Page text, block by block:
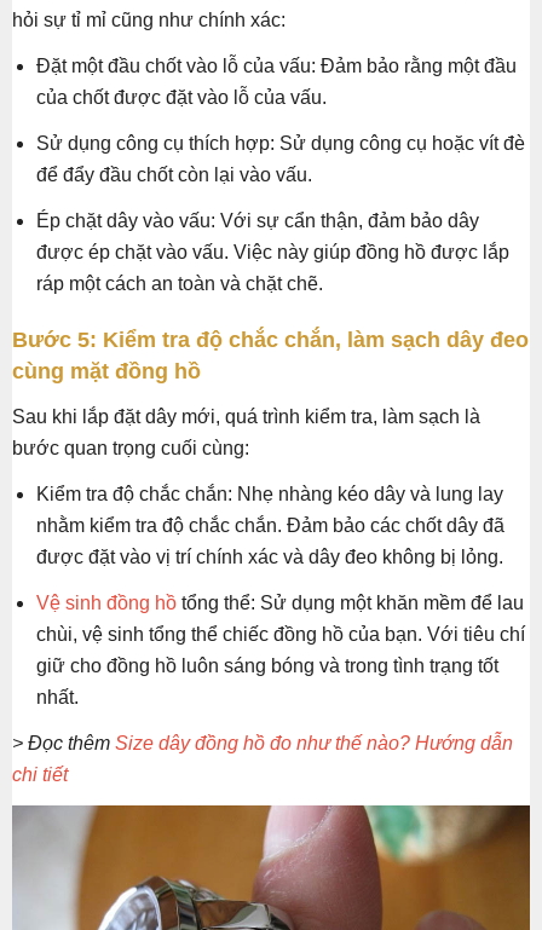
hỏi sự tỉ mỉ cũng như chính xác:
Đặt một đầu chốt vào lỗ của vấu: Đảm bảo rằng một đầu
của chốt được đặt vào lỗ của vấu.
Sử dụng công cụ thích hợp: Sử dụng công cụ hoặc vít đè
để đẩy đầu chốt còn lại vào vấu.
Ép chặt dây vào vấu: Với sự cẩn thận, đảm bảo dây
được ép chặt vào vấu. Việc này giúp đồng hồ được lắp
ráp một cách an toàn và chặt chẽ.
Bước 5: Kiểm tra độ chắc chắn, làm sạch dây đeo
cùng mặt đồng hồ
Sau khi lắp đặt dây mới, quá trình kiểm tra, làm sạch là
bước quan trọng cuối cùng:
Kiểm tra độ chắc chắn: Nhẹ nhàng kéo dây và lung lay
nhằm kiểm tra độ chắc chắn. Đảm bảo các chốt dây đã
được đặt vào vị trí chính xác và dây đeo không bị lỏng.
Vệ sinh đồng hồ tổng thể: Sử dụng một khăn mềm để lau
chùi, vệ sinh tổng thể chiếc đồng hồ của bạn. Với tiêu chí
giữ cho đồng hồ luôn sáng bóng và trong tình trạng tốt
nhất.
> Đọc thêm Size dây đồng hồ đo như thế nào? Hướng dẫn
chi tiết